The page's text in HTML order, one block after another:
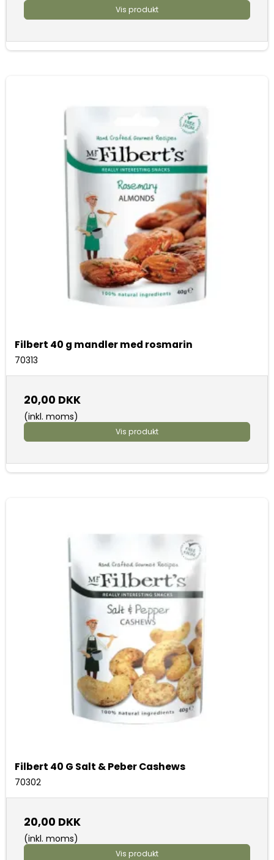
Vis produkt
Filbert 40 g mandler med rosmarin
70313
20,00 DKK
(inkl. moms)
Vis produkt
Filbert 40 G Salt & Peber Cashews
70302
20,00 DKK
(inkl. moms)
Vis produkt